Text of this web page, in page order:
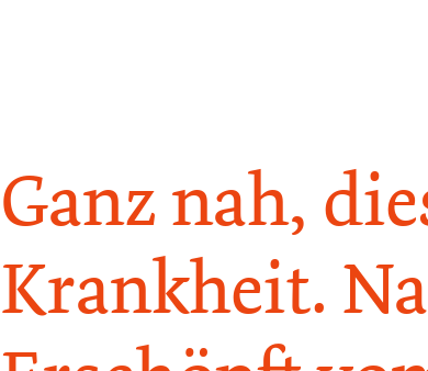
Ganz nah,
Krankheit.